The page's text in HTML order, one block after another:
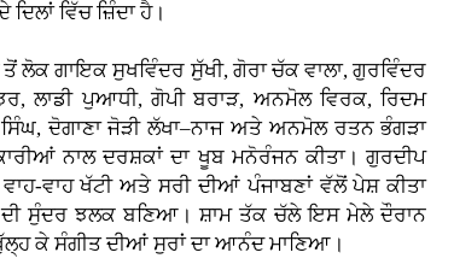
ਵਿੱਚ ਜ਼ਿੰਦਾ ਹੈ।
ਲੋਕ ਗਾਇਕ ਸੁਖਵਿੰਦਰ ਸੁੱਖੀ, ਗੋਰਾ ਚੱਕ ਵਾਲਾ, ਗੁਰਵਿੰਦਰ
ਲਾਡੀ ਪੁਆਧੀ, ਗੋਪੀ ਬਰਾੜ, ਅਨਮੋਲ ਵਿਰਕ, ਰਿਦਮ
ਦੋਗਾਣਾ ਜੋੜੀ ਲੱਖਾ–ਨਾਜ ਅਤੇ ਅਨਮੋਲ ਰਤਨ ਭੰਗੜਾ
ਨਾਲ ਦਰਸ਼ਕਾਂ ਦਾ ਖੂਬ ਮਨੋਰੰਜਨ ਕੀਤਾ। ਗੁਰਦੀਪ
ਵਾਹ ਖੱਟੀ ਅਤੇ ਸਰੀ ਦੀਆਂ ਪੰਜਾਬਣਾਂ ਵੱਲੋਂ ਪੇਸ਼ ਕੀਤਾ
ਦੀ ਸੁੰਦਰ ਝਲਕ ਬਣਿਆ। ਸ਼ਾਮ ਤੱਕ ਚੱਲੇ ਇਸ ਮੇਲੇ ਦੌਰਾਨ
ਕੇ ਸੰਗੀਤ ਦੀਆਂ ਸੁਰਾਂ ਦਾ ਆਨੰਦ ਮਾਣਿਆ।